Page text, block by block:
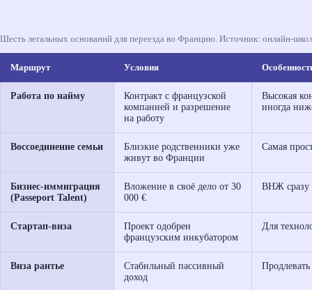
Шесть легальных оснований для переезда во Францию. Источник: онлайн-
Маршрут Условия
Работа по найму
Контракт с французской
компанией и разрешение
на работу
Высокая
иногда
Воссоединение семьи
Близкие родственники уже
живут во Франции
Самая
Бизнес-иммиграция
(Passeport Talent)
Вложение в своё дело от 30
000 €
ВНЖ сразу
Стартап-виза
Проект одобрен
французским инкубатором
Для
Виза рантье
Стабильный пассивный
доход